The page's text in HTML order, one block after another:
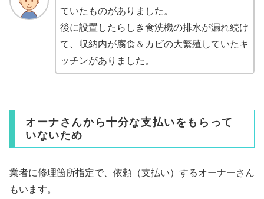
ていたものがありました。
後に設置したらしき食洗機の排水が漏れ続け
て、収納内が腐食＆カビの大繁殖していたキ
ッチンがありました。
オーナさんから十分な支払いをもらって
いないため
業者に修理箇所指定で、依頼（支払い）するオーナーさん
もいます。